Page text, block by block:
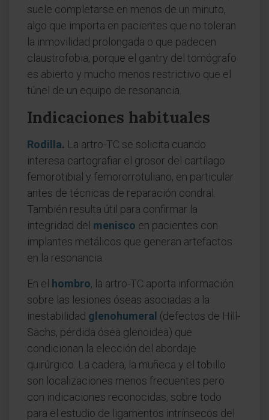
suele completarse en menos de un minuto,
algo que importa en pacientes que no toleran
la inmovilidad prolongada o que padecen
claustrofobia, porque el gantry del tomógrafo
es abierto y mucho menos restrictivo que el
túnel de un equipo de resonancia.
Indicaciones habituales
Rodilla. La artro-TC se solicita cuando
interesa cartografiar el grosor del cartílago
femorotibial y femororrotuliano, en particular
antes de técnicas de reparación condral.
También resulta útil para confirmar la
integridad del menisco en pacientes con
implantes metálicos que generan artefactos
en la resonancia.
En el hombro, la artro-TC aporta información
sobre las lesiones óseas asociadas a la
inestabilidad glenohumeral (defectos de Hill-
Sachs, pérdida ósea glenoidea) que
condicionan la elección del abordaje
quirúrgico. La cadera, la muñeca y el tobillo
son localizaciones menos frecuentes pero
con indicaciones reconocidas, sobre todo
para el estudio de ligamentos intrínsecos del